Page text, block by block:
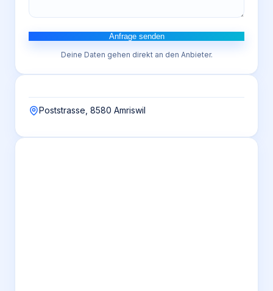
Anfrage senden
Deine Daten gehen direkt an den Anbieter.
Poststrasse, 8580 Amriswil